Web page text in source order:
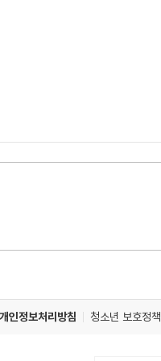
개인정보처리방침 청소년 보호정책